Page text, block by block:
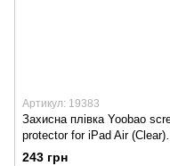
Артикул: 19383
Захисна плівка Yoobao
protector for iPad Air (Clear)
(SPAPAIR-CLEAR)
243 грн